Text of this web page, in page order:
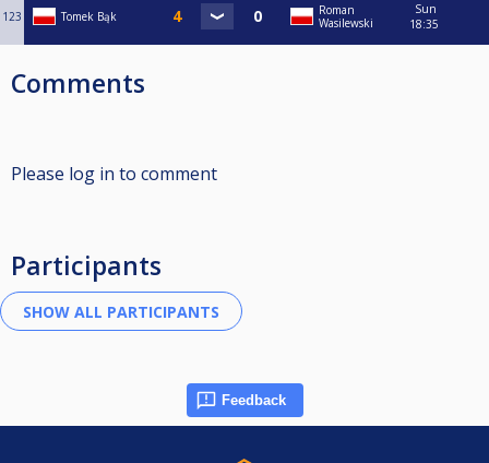
123 Tomek Bąk
Roman
Wasilewski
Sun
18:35
Comments
Please log in to comment
Participants
Feedback